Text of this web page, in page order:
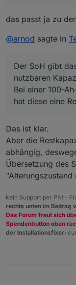
das passt ja zu
@arnod sagte in
Der SoH gibt
nutzbaren
Bei einer 100-
hat diese eine
Das ist klar.
Aber die
abhängig,
Übersetzung des
kein Support per PN! -
rechts unten im Beitrag
Das Forum freut sich
Spendenbutton oben
der Installationsfixer: